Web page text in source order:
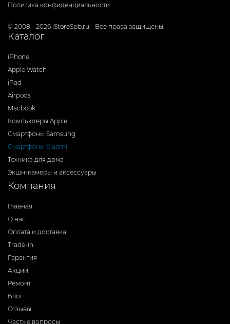
Политика конфиденциальности
© 2008 - 2026 iStoreSpb.ru - Все права защищены.
Каталог
iPhone
Apple Watch
iPad
Airpods
Macbook
Компьютеры Apple
Смартфоны Samsung
Смартфоны Xiaomi
Техника для дома
Экшн-камеры и аксессуары
Компания
Главная
О нас
Оплата и доставка
Trade-in
Гарантия
Акции
Ремонт
Блог
Отзывы
Частые вопросы